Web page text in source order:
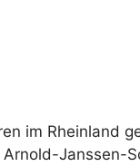
im Rheinland
Janssen-